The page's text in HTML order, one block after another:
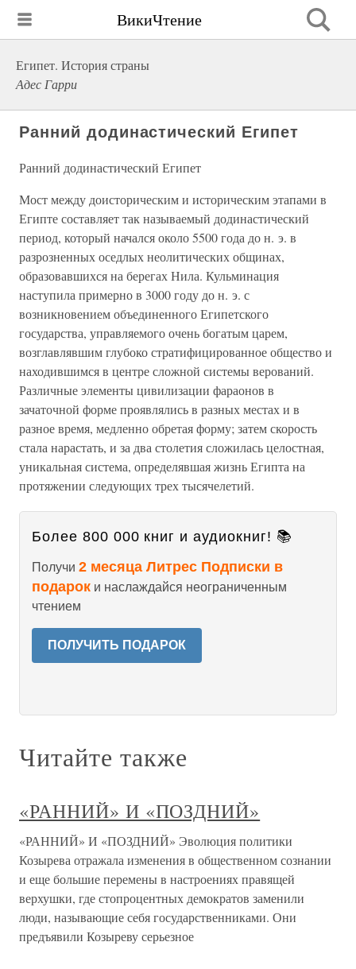
ВикиЧтение
Египет. История страны
Адес Гарри
Ранний додинастический Египет
Ранний додинастический Египет
Мост между доисторическим и историческим этапами в
Египте составляет так называемый додинастический
период, который начался около 5500 года до н. э. в
разрозненных оседлых неолитических общинах,
образовавшихся на берегах Нила. Кульминация
наступила примерно в 3000 году до н. э. с
возникновением объединенного Египетского
государства, управляемого очень богатым царем,
возглавлявшим глубоко стратифицированное общество и
находившимся в центре сложной системы верований.
Различные элементы цивилизации фараонов в
зачаточной форме проявлялись в разных местах и в
разное время, медленно обретая форму; затем скорость
стала нарастать, и за два столетия сложилась целостная,
уникальная система, определявшая жизнь Египта на
протяжении следующих трех тысячелетий.
Более 800 000 книг и аудиокниг! 📚
Получи 2 месяца Литрес Подписки в
подарок и наслаждайся неограниченным
чтением
ПОЛУЧИТЬ ПОДАРОК
Читайте также
«РАННИЙ» И «ПОЗДНИЙ»
«РАННИЙ» И «ПОЗДНИЙ» Эволюция политики
Козырева отражала изменения в общественном сознании
и еще большие перемены в настроениях правящей
верхушки, где стопроцентных демократов заменили
люди, называющие себя государственниками. Они
предъявили Козыреву серьезное